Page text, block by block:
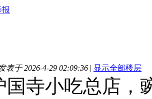
报
表于 2026-4-29 02:09:36 | 显示全部楼层
国寺小吃总店，